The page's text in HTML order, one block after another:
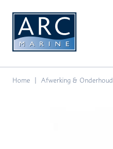
Home Afwerking & Onderhoud